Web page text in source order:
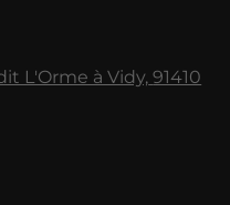
L'Orme à Vidy, 91410